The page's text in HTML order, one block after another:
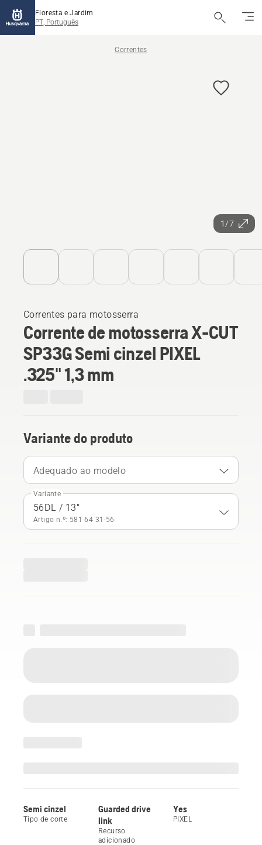
Floresta e Jardim
PT, Português
Correntes
1/7
Correntes para motosserra
Corrente de motosserra X-CUT
SP33G Semi cinzel PIXEL
.325" 1,3 mm
Variante do produto
Adequado ao modelo
Variante
56DL / 13"
Artigo n.º: 581 64 31‑56
Semi cinzel
Tipo de corte
Guarded drive
link
Recurso
adicionado
Yes
PIXEL